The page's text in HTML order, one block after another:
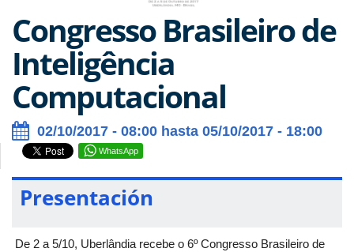
Congresso Brasileiro de
Inteligência
Computacional
02/10/2017 - 08:00 hasta 05/10/2017 - 18:00
WhatsApp
Presentación
De 2 a 5/10, Uberlândia recebe o 6º Congresso Brasileiro de